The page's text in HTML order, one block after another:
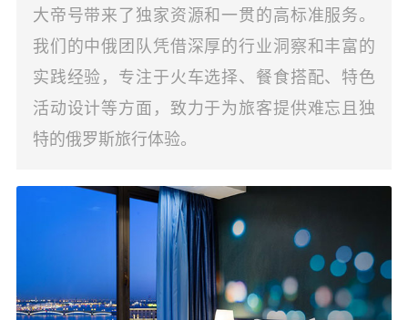
大帝号带来了独家资源和一贯的高标准服务。
我们的中俄团队凭借深厚的行业洞察和丰富的
实践经验，专注于火车选择、餐食搭配、特色
活动设计等方面，致力于为旅客提供难忘且独
特的俄罗斯旅行体验。